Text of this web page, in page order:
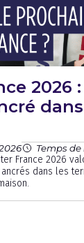
2026
Temps
France 2026
dans les